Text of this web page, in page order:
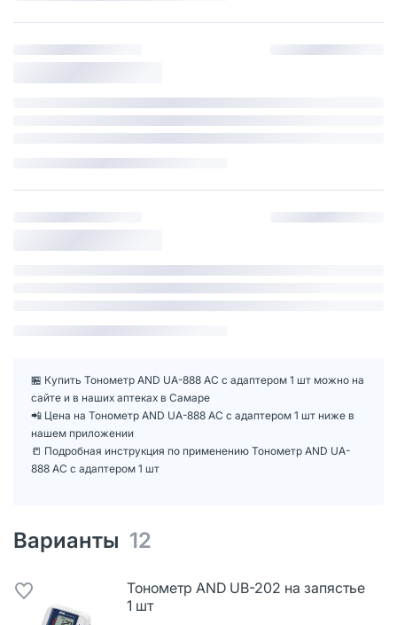
🏪 Купить Тонометр AND UA-888 АС с адаптером 1 шт можно на
сайте и в наших аптеках в Самаре
📲 Цена на Тонометр AND UA-888 АС с адаптером 1 шт ниже в
нашем приложении
📒 Подробная инструкция по применению Тонометр AND UA-
888 АС с адаптером 1 шт
Варианты 12
Тонометр AND UB-202 на запястье
1 шт